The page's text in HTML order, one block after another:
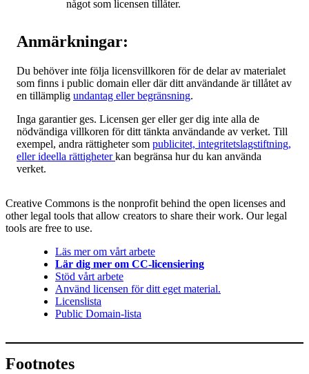
något som licensen tillåter.
Anmärkningar:
Du behöver inte följa licensvillkoren för de delar av materialet
som finns i public domain eller där ditt användande är tillåtet av
en tillämplig undantag eller begränsning.
Inga garantier ges. Licensen ger eller ger dig inte alla de
nödvändiga villkoren för ditt tänkta användande av verket. Till
exempel, andra rättigheter som publicitet, integritetslagstiftning,
eller ideella rättigheterkan begränsa hur du kan använda
verket.
Creative Commons is the nonprofit behind the open licenses and
other legal tools that allow creators to share their work. Our legal
tools are free to use.
Läs mer om vårt arbete
Lär dig mer om CC-licensiering
Stöd vårt arbete
Använd licensen för ditt eget material.
Licenslista
Public Domain-lista
Footnotes